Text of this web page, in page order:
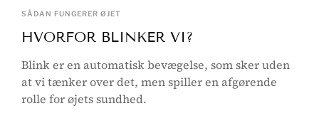
SÅDAN FUNGERER ØJET
HVORFOR BLINKER VI?
Blink er en automatisk bevægelse, som sker uden
at vi tænker over det, men spiller en afgørende
rolle for øjets sundhed.